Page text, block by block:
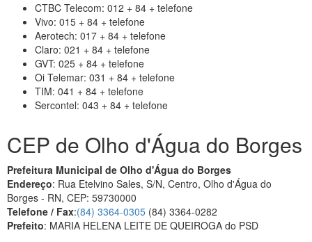
CTBC Telecom: 012 + 84 + telefone
Vivo: 015 + 84 + telefone
Aerotech: 017 + 84 + telefone
Claro: 021 + 84 + telefone
GVT: 025 + 84 + telefone
Oi Telemar: 031 + 84 + telefone
TIM: 041 + 84 + telefone
Sercontel: 043 + 84 + telefone
CEP de Olho d'Água do Borges
Prefeitura Municipal de Olho d'Água do Borges
Endereço: Rua Etelvino Sales, S/N, Centro, Olho d'Água do
Borges - RN, CEP: 59730000
Telefone / Fax:(84) 3364-0305 (84) 3364-0282
Prefeito: MARIA HELENA LEITE DE QUEIROGA do PSD